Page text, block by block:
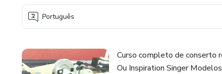
Português
Curso completo de conserto
Ou Inspiration Singer